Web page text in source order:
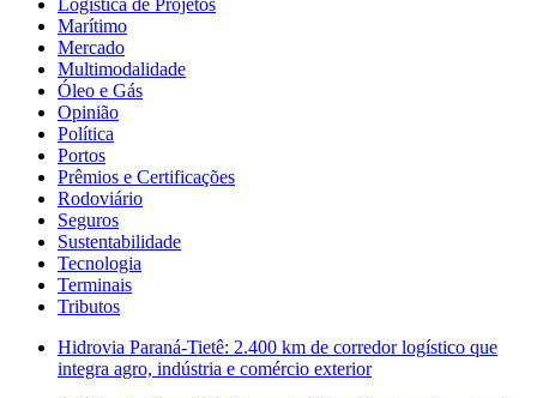
Logística de Projetos
Marítimo
Mercado
Multimodalidade
Óleo e Gás
Opinião
Política
Portos
Prêmios e Certificações
Rodoviário
Seguros
Sustentabilidade
Tecnologia
Terminais
Tributos
Hidrovia Paraná-Tietê: 2.400 km de corredor logístico que
integra agro, indústria e comércio exterior